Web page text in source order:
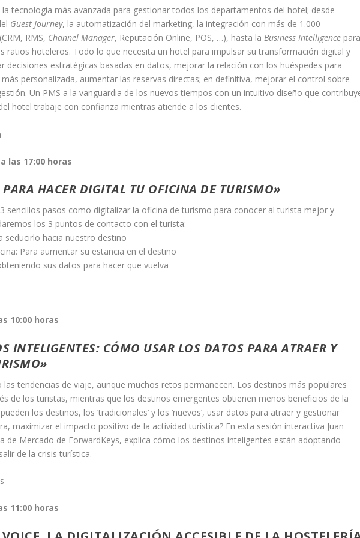
tecnología más avanzada para gestionar todos los departamentos del hotel; desde
Guest Journey, la automatización del marketing, la integración con más de 1.000
RMS, Channel Manager, Reputación Online, POS, …), hasta laBusiness Intelligence
ratios hoteleros. Todo lo que necesita un hotel para impulsar su transformación digital y
decisiones estratégicas basadas en datos, mejorar la relación con los huéspedes para
personalizada, aumentar las reservas directas; en definitiva, mejorar el control sobre
Un PMS a la vanguardia de los nuevos tiempos con un intuitivo diseño que
hotel trabaje con confianza mientras atiende a los clientes.
las 17:00 horas
PARA HACER DIGITAL TU OFICINA DE TURISMO»
sencillos pasos como digitalizar la oficina de turismo para conocer al turista mejor y
los 3 puntos de contacto con el turista:
seducirlo hacia nuestro destino
Para aumentar su estancia en el destino
sus datos para hacer que vuelva
10:00 horas
INTELIGENTES: CÓMO USAR LOS DATOS PARA ATRAER Y
las tendencias de viaje, aunque muchos retos permanecen. Los destinos más populares
de los turistas, mientras que los destinos emergentes obtienen menos beneficios de la
los destinos, los ‘tradicionales’ y los ‘nuevos’, usar datos para atraer y gestionar
maximizar el impacto positivo de la actividad turística? En esta sesión interactiva Juan
de Mercado de ForwardKeys, explica cómo los destinos inteligentes están adoptando
de la crisis turística.
11:00 horas